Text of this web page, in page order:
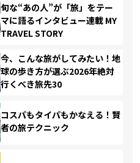
旬な“あの人”が「旅」をテー
マに語るインタビュー連載 MY
TRAVEL STORY
今、こんな旅がしてみたい！地
球の歩き方が選ぶ2026年絶対
行くべき旅先30
コスパもタイパもかなえる！賢
者の旅テクニック